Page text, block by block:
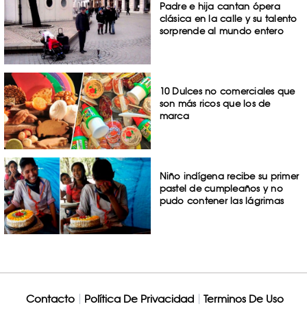
Padre e hija cantan ópera
clásica en la calle y su talento
sorprende al mundo entero
10 Dulces no comerciales que
son más ricos que los de
marca
Niño indígena recibe su primer
pastel de cumpleaños y no
pudo contener las lágrimas
Contacto Política De Privacidad Terminos De Uso